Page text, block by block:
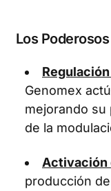
Los
Genomex
mejorando
de la
Activación
producción